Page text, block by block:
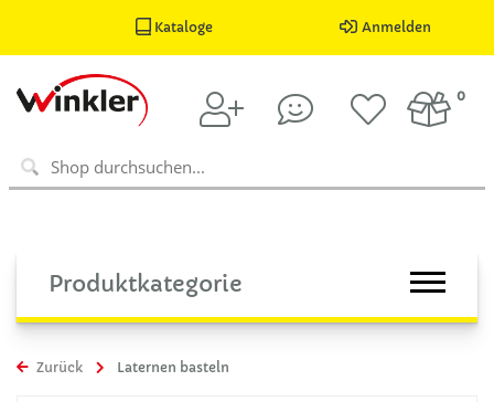
Kataloge Anmelden
0
Produktkategorie
Zurück Laternen basteln